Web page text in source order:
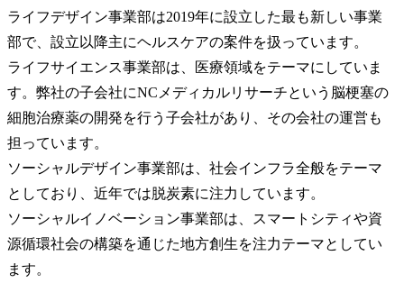
ライフデザイン事業部は2019年に設立した最も新しい事業
部で、設立以降主にヘルスケアの案件を扱っています。
ライフサイエンス事業部は、医療領域をテーマにしていま
す。弊社の子会社にNCメディカルリサーチという脳梗塞の
細胞治療薬の開発を行う子会社があり、その会社の運営も
担っています。
ソーシャルデザイン事業部は、社会インフラ全般をテーマ
としており、近年では脱炭素に注力しています。
ソーシャルイノベーション事業部は、スマートシティや資
源循環社会の構築を通じた地方創生を注力テーマとしてい
ます。